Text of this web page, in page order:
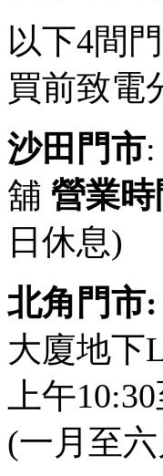
以下4間
買前致電
沙田門市:
舖 營業時
日休息)
北角門市:
大廈地下
上午
(一月至